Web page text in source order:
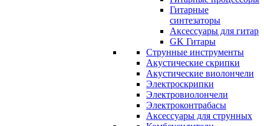
Гитарные
синтезаторы
Аксессуары для гитар
GK Гитары
Струнные инструменты
Акустические скрипки
Акустические виолончели
Электроскрипки
Электровиолончели
Электроконтрабасы
Аксессуары для струнных